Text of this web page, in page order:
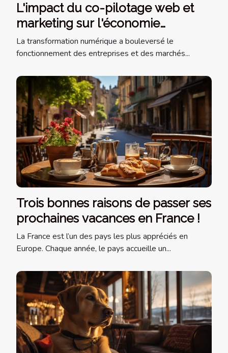
L'impact du co-pilotage web et
marketing sur l'économie
internationale
La transformation numérique a bouleversé le
fonctionnement des entreprises et des marchés...
Trois bonnes raisons de passer ses
prochaines vacances en France !
La France est l’un des pays les plus appréciés en
Europe. Chaque année, le pays accueille un...